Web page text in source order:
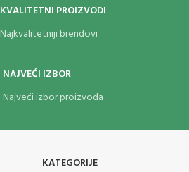
KVALITETNI PROIZVODI
Najkvalitetniji brendovi
NAJVEĆI IZBOR
Najveći izbor proizvoda
KATEGORIJE